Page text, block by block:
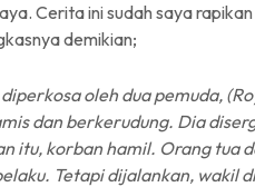
Cerita ini sudah saya
demikian;
oleh dua pemuda,
dan berkerudung. Dia
itu, korban hamil. Orang tua
Tetapi dijalankan, wakil